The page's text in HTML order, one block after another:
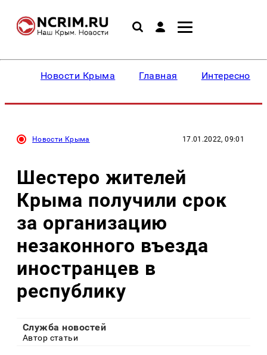
Новости Крыма Главная Интересное
Новости Крыма 17.01.2022, 09:01
Шестеро жителей
Крыма получили срок
за организацию
незаконного въезда
иностранцев в
республику
Служба новостей
Автор статьи